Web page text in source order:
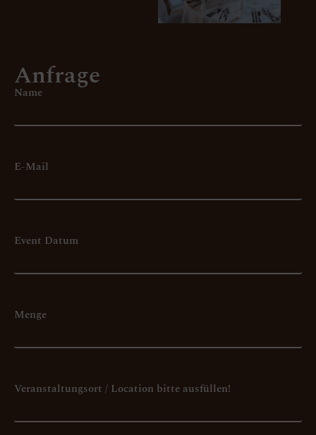
Anfrage
Name
E-Mail
Event Datum
Menge
Veranstaltungsort / Location bitte ausfüllen!